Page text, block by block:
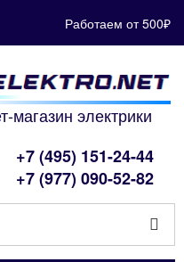
Работаем от 500₽
магазин электрики
+7 (495) 151-24-44
+7 (977) 090-52-82